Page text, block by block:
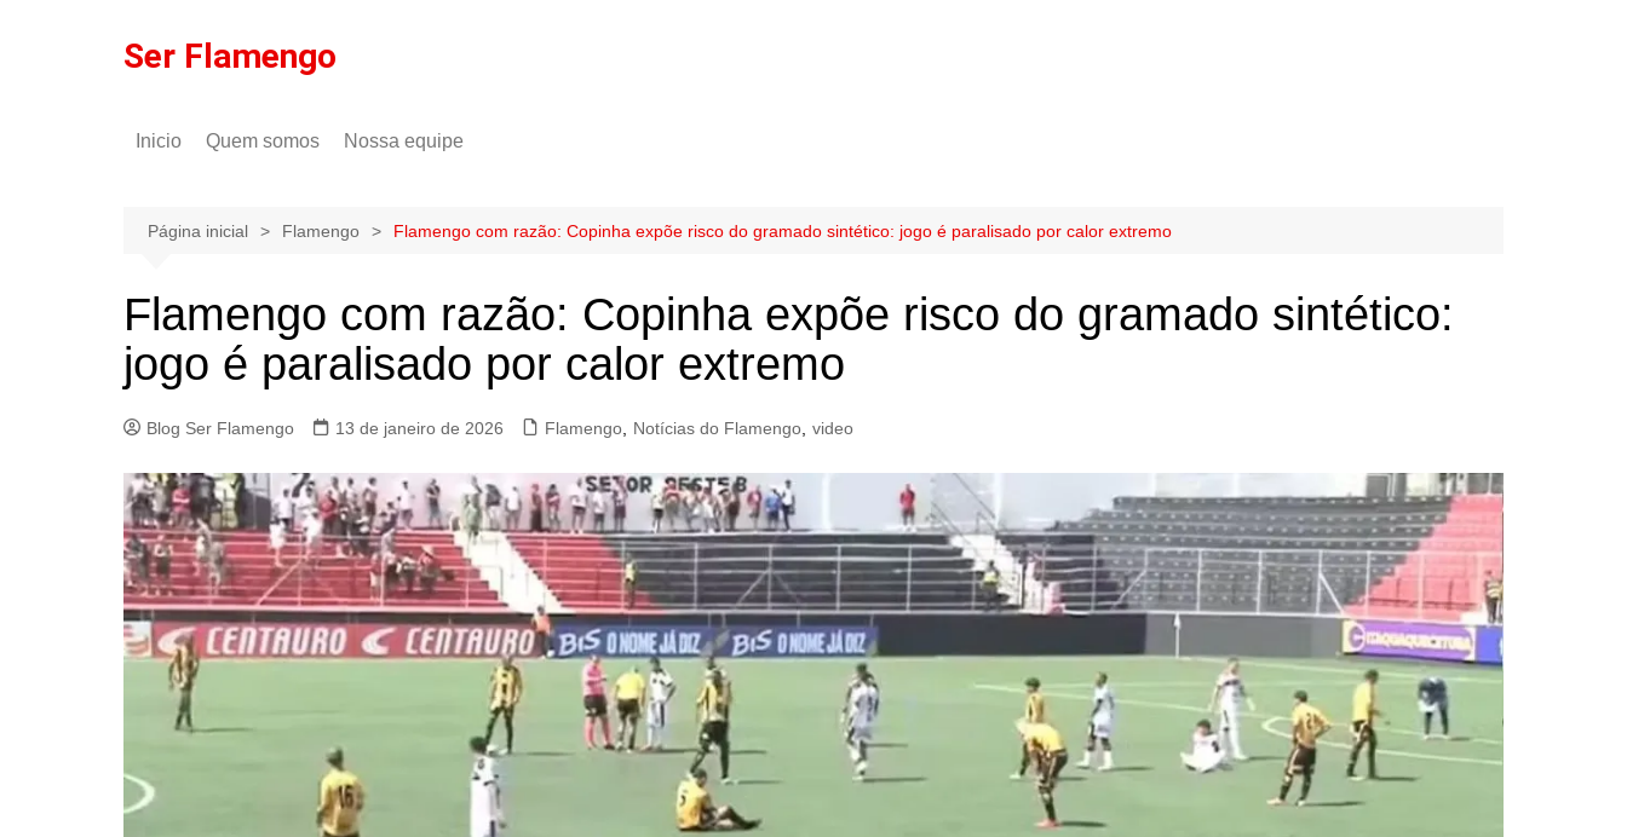
Ser Flamengo
Inicio Quem somos
Política de privacidade
Nossa equipe
Gilson Lima
Página inicial Flamengo Flamengo com razão: Copinha expõe risco do gramado sintético: jogo é paralisado por calor extremo
Flamengo com razão: Copinha expõe risco do gramado sintético:
jogo é paralisado por calor extremo
Blog Ser Flamengo 13 de janeiro de 2026 Flamengo Notícias do Flamengo video